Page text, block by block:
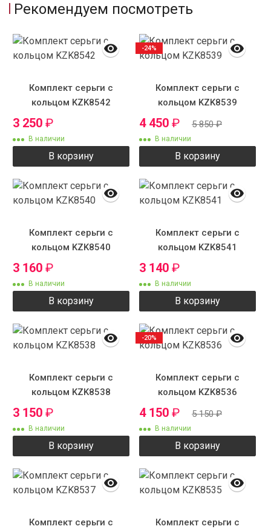
Рекомендуем посмотреть
Комплект серьги с
кольцом KZK8542
3 250 ₽
В наличии
В корзину
Комплект серьги с
кольцом KZK8539
4 450 ₽ 5 850₽
В наличии
В корзину
-24%
Комплект серьги с
кольцом KZK8540
3 160 ₽
В наличии
В корзину
Комплект серьги с
кольцом KZK8541
3 140 ₽
В наличии
В корзину
Комплект серьги с
кольцом KZK8538
3 150 ₽
В наличии
В корзину
Комплект серьги с
кольцом KZK8536
4 150 ₽ 5 150₽
В наличии
В корзину
-20%
Комплект серьги с
Комплект серьги с